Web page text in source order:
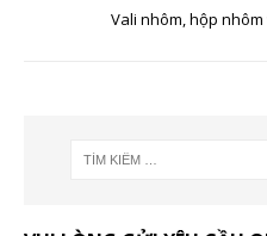
Vali nhôm, hộp